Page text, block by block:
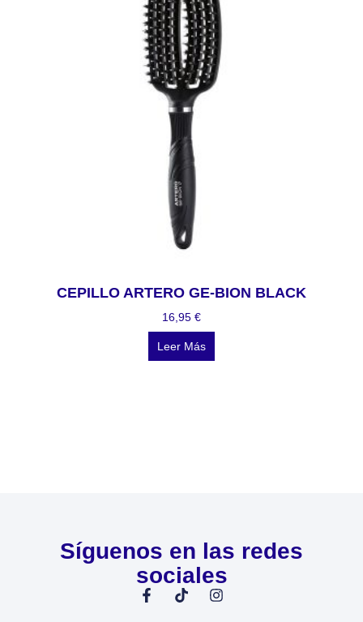
CEPILLO ARTERO GE-BION BLACK
16,95 €
Leer Más
Síguenos en las redes
sociales